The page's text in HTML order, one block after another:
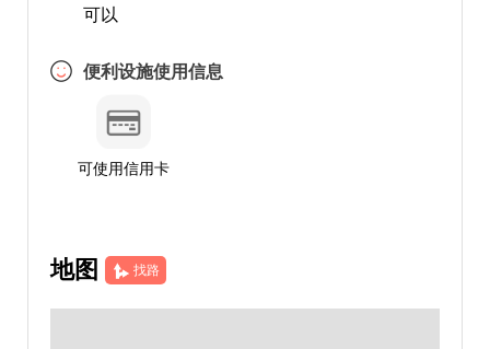
可以
便利设施使用信息
可使用信用卡
地图 找路